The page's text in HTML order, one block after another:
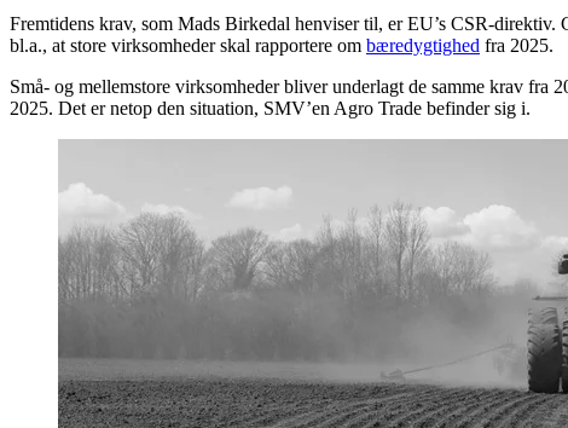
Fremtidens krav, som Mads Birkedal henviser til, er EU’s CSR-
bl.a., at store virksomheder skal rapportere om bæredygtighed fra 2025.
Små- og mellemstore virksomheder bliver underlagt de samme krav
2025. Det er netop den situation, SMV’en Agro Trade befinder sig i.